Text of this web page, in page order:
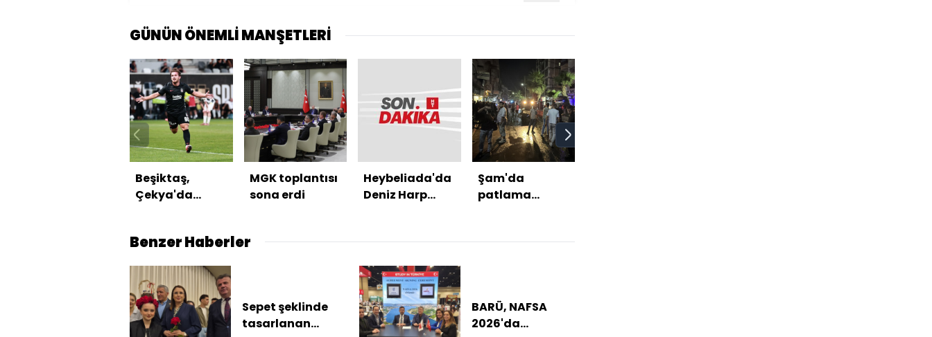
GÜNÜN ÖNEMLİ MANŞETLERİ
Beşiktaş,
Çekya'da
MGK toplantısı
sona erdi
Heybeliada'da
Deniz Harp
Şam'da
patlama
Benzer Haberler
Sepet şeklinde
tasarlanan
BARÜ, NAFSA
2026'da